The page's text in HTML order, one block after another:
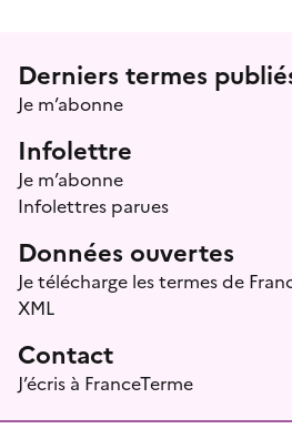
Menu prefooter
Derniers termes
Je m’abonne
Infolettre
Je m’abonne
Infolettres parues
Données ouvertes
Je télécharge les termes de
XML
Contact
J’écris à FranceTerme